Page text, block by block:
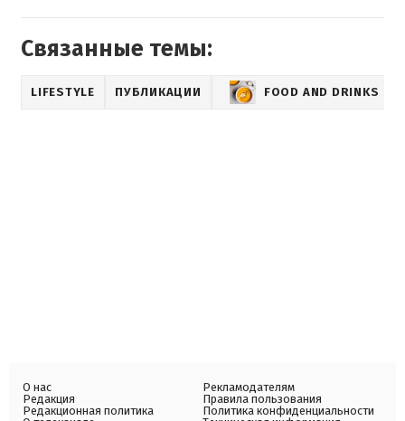
Связанные темы:
LIFESTYLE ПУБЛИКАЦИИ FOOD AND DRINKS
О нас
Редакция
Редакционная политика
Рекламодателям
Правила пользования
Политика конфиденциальности